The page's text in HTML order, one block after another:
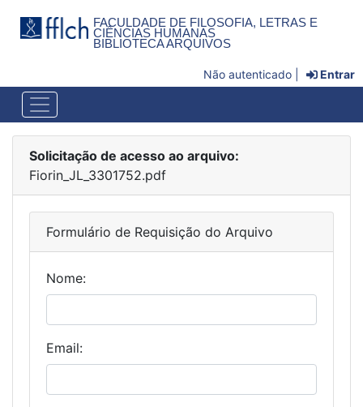
FACULDADE DE FILOSOFIA, LETRAS E
CIÊNCIAS HUMANAS
BIBLIOTECA ARQUIVOS
Não autenticado | Entrar
Solicitação de acesso ao arquivo:
Fiorin_JL_3301752.pdf
Formulário de Requisição do Arquivo
Nome:
Email: